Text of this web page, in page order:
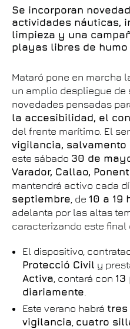
Se incorporan
actividades náuticas,
limpieza y una
playas libres de humo
Mataró pone en marcha
un amplio despliegue
novedades pensadas
la accesibilidad, el
del frente marítimo. El
vigilancia,
este sábado 30 de
Varador, Callao,
mantendrá activo cada
septiembre, de 10 a 19
adelanta por las altas
caracterizando este final
El dispositivo,
Protecció Civil y
Activa, contará con
diariamente.
Este verano habrá tres
vigilancia, cuatro